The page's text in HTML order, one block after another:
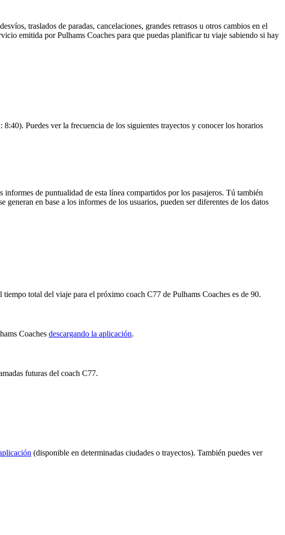
traslados de paradas, cancelaciones, grandes retrasos u otros cambios en el
emitida por Pulhams Coaches para que puedas planificar tu viaje sabiendo si hay
Puedes ver la frecuencia de los siguientes trayectos y conocer los horarios
informes de puntualidad de esta línea compartidos por los pasajeros. Tú también
en base a los informes de los usuarios, pueden ser diferentes de los datos
total del viaje para el próximo coach C77 de Pulhams Coaches es de 90.
Coaches descargando la aplicación.
futuras del coach C77.
(disponible en determinadas ciudades o trayectos). También puedes ver